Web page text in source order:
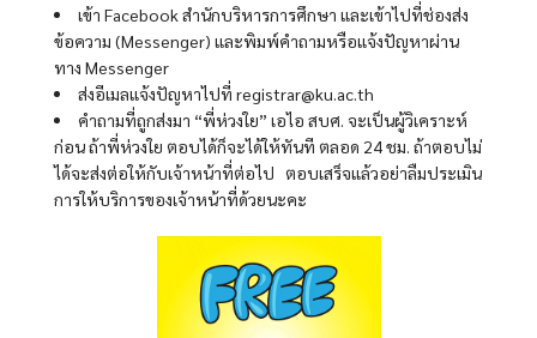
เข้า Facebook สำนักบริหารการศึกษา และเข้าไปที่ช่องส่ง
ข้อความ (Messenger) และพิมพ์คำถามหรือแจ้งปัญหาผ่าน
ทาง Messenger
ส่งอีเมลแจ้งปัญหาไปที่ registrar@ku.ac.th
คำถามที่ถูกส่งมา “พี่ห่วงใย” เอไอ สบศ. จะเป็นผู้วิเคราะห์
ก่อน ถ้าพี่ห่วงใย ตอบได้ก็จะได้ให้ทันที ตลอด 24 ชม. ถ้าตอบไม่
ได้จะส่งต่อให้กับเจ้าหน้าที่ต่อไป ตอบเสร็จแล้วอย่าลืมประเมิน
การให้บริการของเจ้าหน้าที่ด้วยนะคะ